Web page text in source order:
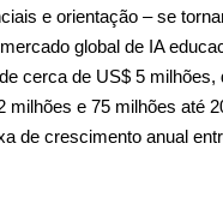
e orientação – se
global de IA
cerca de US$ 5 milhões,
milhões e 75 milhões até
de crescimento anual